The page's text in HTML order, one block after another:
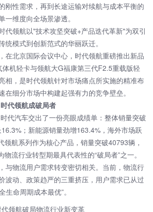
刚性需求，再到长途运输对续航与成本平衡的
一维度向全场景渗透。
代领航以"技术攻坚突破+产品迭代革新"为双引
统模式到创新范式的华丽跃迁。
在北京国际会议中心，时代领航重磅推出新品
机轻卡与领航大G福康第三代F2.5重载版轻
相，是时代领航针对市场痛点所实施的精准布
在细分市场中构建起强有力的竞争壁垒。
代领航成破局者
代汽车交出了一份亮眼成绩单：整体销量突破
；新能源销量劲增163.4%，海外市场跃
领航系列作为核心产品，销量突破40793辆，
流行业转型期最具代表性的“破局者”之一。
与物流用户需求转变密切相关。当前，物流行
波动、政策趋严的三重挤压，用户需求已从过
生命周期成本最优”。